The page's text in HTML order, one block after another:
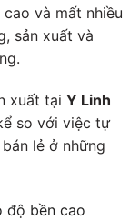
và mất nhiều
sản xuất và
xuất tại Y Linh
so với việc tự
lẻ ở những
độ bền cao